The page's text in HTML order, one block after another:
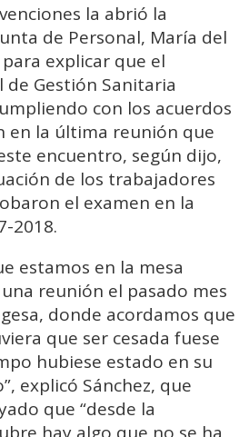
la abrió la
de Personal, María del
explicar que el
Gestión Sanitaria
con los acuerdos
en la última reunión que
encuentro, según dijo,
de los trabajadores
el examen en la
2018.
estamos en la mesa
reunión el pasado mes
donde acordamos que
que ser cesada fuese
hubiese estado en su
explicó Sánchez, que
que “desde la